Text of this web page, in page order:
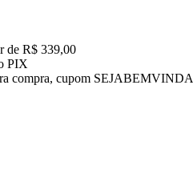
de R$ 339,00
PIX
compra, cupom SEJABEMVINDA